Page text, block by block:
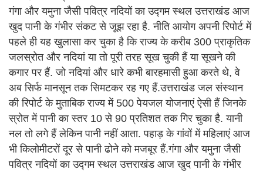
गंगा और यमुना जैसी पवित्र नदियों का उद्गम स्थल उत्तराखंड आज
खुद पानी के गंभीर संकट से जूझ रहा है. नीति आयोग अपनी रिपोर्ट में
पहले ही यह खुलासा कर चुका है कि राज्य के करीब 300 प्राकृतिक
जलस्रोत और नदियां या तो पूरी तरह सूख चुकी हैं या सूखने की
कगार पर हैं. जो नदियां और धारे कभी बारहमासी हुआ करते थे, वे
अब सिर्फ मानसून तक सिमटकर रह गए हैं.उत्तराखंड जल संस्थान
की रिपोर्ट के मुताबिक राज्य में 500 पेयजल योजनाएं ऐसी हैं जिनके
स्रोत में पानी का स्तर 10 से 90 प्रतिशत तक गिर चुका है. यानी
नल तो लगे हैं लेकिन पानी नहीं आता. पहाड़ के गांवों में महिलाएं आज
भी किलोमीटरों दूर से पानी ढोने को मजबूर हैं.गंगा और यमुना जैसी
पवित्र नदियों का उद्गम स्थल उत्तराखंड आज खुद पानी के गंभीर